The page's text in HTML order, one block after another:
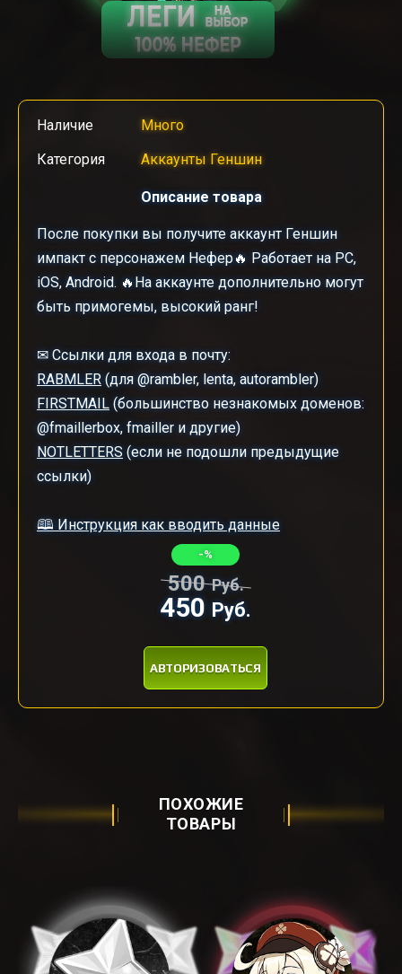
Наличие
Много
Категория
Аккаунты Геншин
Описание товара
После покупки вы получите аккаунт Геншин
импакт с персонажем Нефер🔥 Работает на PC,
iOS, Android. 🔥На аккаунте дополнительно могут
быть примогемы, высокий ранг!
✉ Ссылки для входа в почту:
RABMLER (для @rambler, lenta, autorambler)
FIRSTMAIL (большинство незнакомых доменов:
@fmaillerbox, fmailler и другие)
NOTLETTERS (если не подошли предыдущие
ссылки)
🕮 Инструкция как вводить данные
-%
500 Руб.
450 Руб.
АВТОРИЗОВАТЬСЯ
ПОХОЖИЕ
ТОВАРЫ